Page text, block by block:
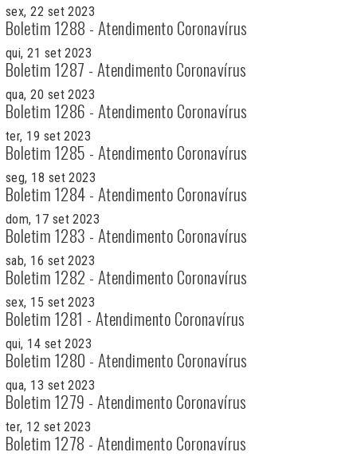
sex, 22 set 2023
Boletim 1288 - Atendimento Coronavírus
qui, 21 set 2023
Boletim 1287 - Atendimento Coronavírus
qua, 20 set 2023
Boletim 1286 - Atendimento Coronavírus
ter, 19 set 2023
Boletim 1285 - Atendimento Coronavírus
seg, 18 set 2023
Boletim 1284 - Atendimento Coronavírus
dom, 17 set 2023
Boletim 1283 - Atendimento Coronavírus
sab, 16 set 2023
Boletim 1282 - Atendimento Coronavírus
sex, 15 set 2023
Boletim 1281 - Atendimento Coronavírus
qui, 14 set 2023
Boletim 1280 - Atendimento Coronavírus
qua, 13 set 2023
Boletim 1279 - Atendimento Coronavírus
ter, 12 set 2023
Boletim 1278 - Atendimento Coronavírus